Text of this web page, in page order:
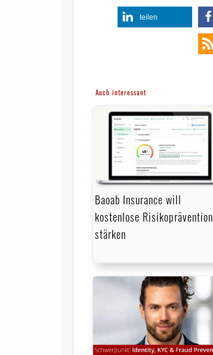
teilen
Auch interessant
Baoab Insurance will
kostenlose Risikoprävention
stärken